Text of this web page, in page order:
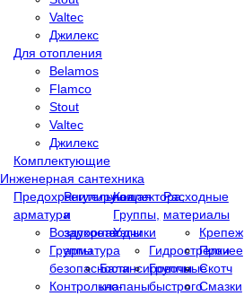
Valtec
Джилекс
Для отопления
Belamos
Flamco
Stout
Valtec
Джилекс
Комплектующие
Инженерная сантехника
Предохранительная
арматура
Воздухоотводчики
Группы
безопасности
Контрольно-
Регулирующая
и
запорная
арматура
Балансировочные
клапаны
Коллектора,
Группы,
Узлы
Гидрострелки
Группы
быстрого
Расходные
материалы
Крепеж
Прочее
Скотч
Смазки